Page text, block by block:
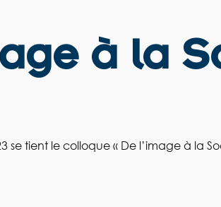
à la
se tient le colloque « De l’image à la